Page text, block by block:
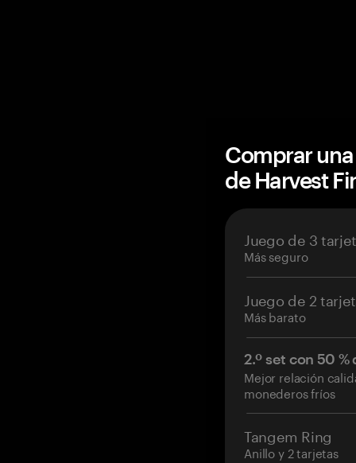
Comprar
de Harvest
Juego de 3
Más seguro
Juego de 2
Más barato
2.º set con 50
Mejor relación
monederos fríos
Tangem Ring
Anillo y 2 tarjetas